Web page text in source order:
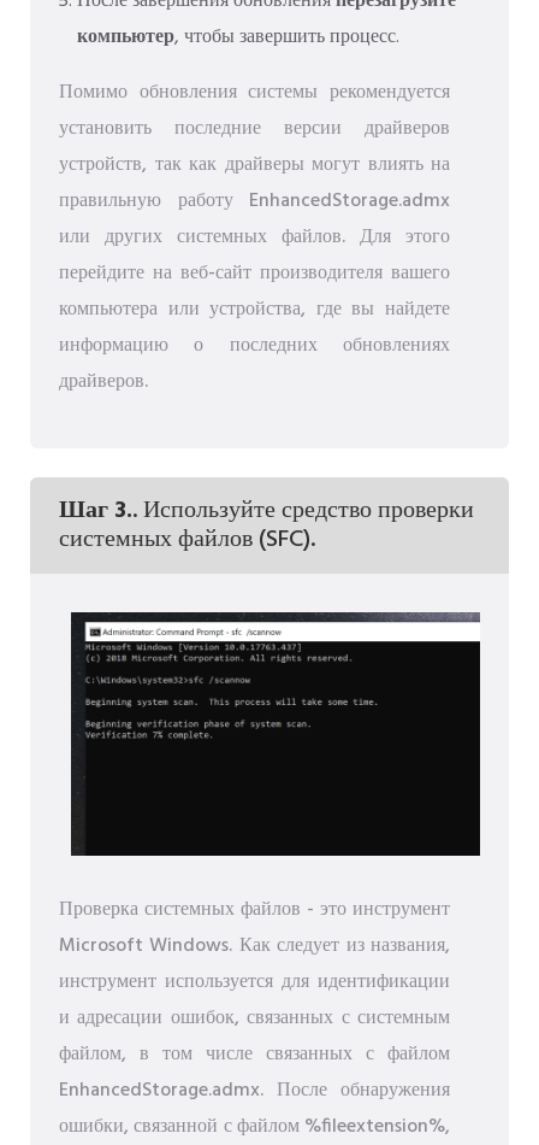
компьютер, чтобы завершить процесс.
Помимо обновления системы рекомендуется
установить последние версии драйверов
устройств, так как драйверы могут влиять на
правильную работу EnhancedStorage.admx
или других системных файлов. Для этого
перейдите на веб-сайт производителя вашего
компьютера или устройства, где вы найдете
информацию о последних обновлениях
драйверов.
Шаг 3.. Используйте средство проверки
системных файлов (SFC).
Проверка системных файлов - это инструмент
Microsoft Windows. Как следует из названия,
инструмент используется для идентификации
и адресации ошибок, связанных с системным
файлом, в том числе связанных с файлом
EnhancedStorage.admx. После обнаружения
ошибки, связанной с файлом %fileextension%,